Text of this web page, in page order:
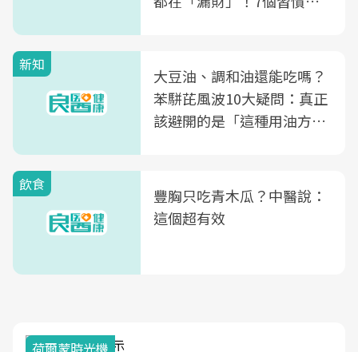
新知
大豆油、調和油還能吃嗎？
苯駢芘風波10大疑問：真正
該避開的是「這種用油方
飲食
豐胸只吃青木瓜？中醫說：
這個超有效
荷爾蒙時光機